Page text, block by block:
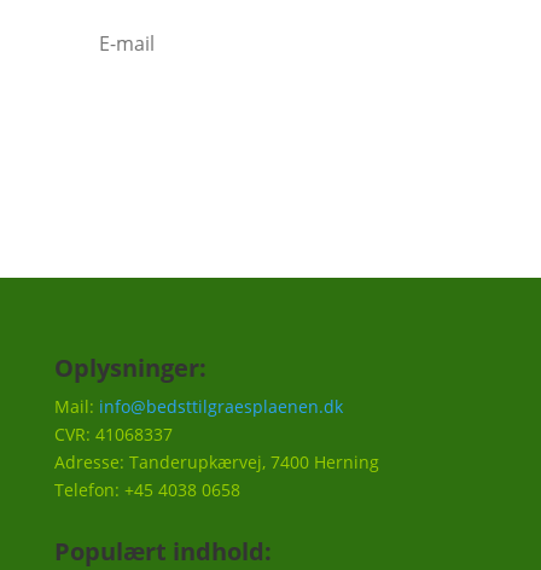
Oplysninger:
Mail: info@bedsttilgraesplaenen.dk
CVR: 41068337
Adresse: Tanderupkærvej, 7400 Herning
Telefon: +45 4038 0658
Populært indhold: